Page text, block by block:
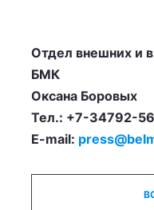
Отдел внешних и
БМК
Оксана Боровых
Тел.: +7-34792-
E-mail: